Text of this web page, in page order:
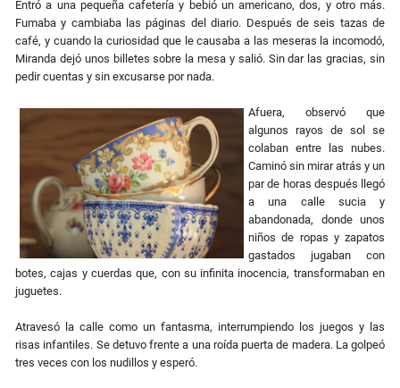
Entró a una pequeña cafetería y bebió un americano, dos, y otro más.
Fumaba y cambiaba las páginas del diario. Después de seis tazas de
café, y cuando la curiosidad que le causaba a las meseras la incomodó,
Miranda dejó unos billetes sobre la mesa y salió. Sin dar las gracias, sin
pedir cuentas y sin excusarse por nada.
Afuera, observó que
algunos rayos de sol se
colaban entre las nubes.
Caminó sin mirar atrás y un
par de horas después llegó
a una calle sucia y
abandonada, donde unos
niños de ropas y zapatos
gastados jugaban con
botes, cajas y cuerdas que, con su infinita inocencia, transformaban en
juguetes.
Atravesó la calle como un fantasma, interrumpiendo los juegos y las
risas infantiles. Se detuvo frente a una roída puerta de madera. La golpeó
tres veces con los nudillos y esperó.